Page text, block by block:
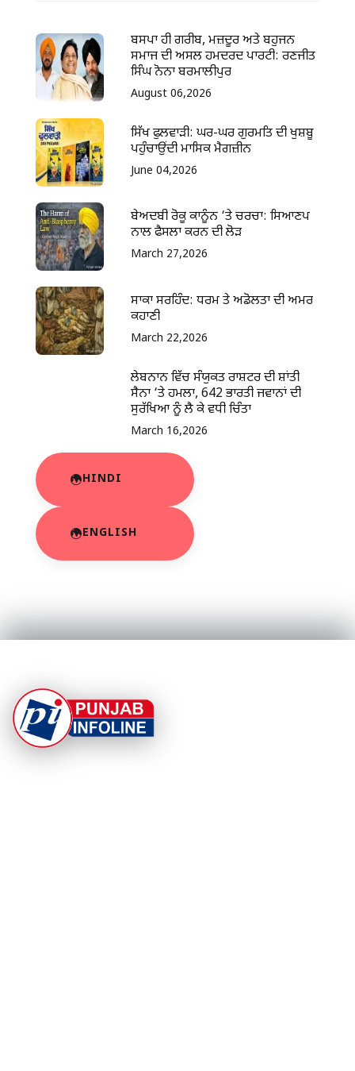
ਬਸਪਾ ਹੀ ਗਰੀਬ, ਮਜ਼ਦੂਰ ਅਤੇ ਬਹੁਜਨ
ਸਮਾਜ ਦੀ ਅਸਲ ਹਮਦਰਦ ਪਾਰਟੀ: ਰਣਜੀਤ
ਸਿੰਘ ਨੋਨਾ ਬਰਮਾਲੀਪੁਰ
August 06,2026
ਸਿੱਖ ਫੁਲਵਾੜੀ: ਘਰ-ਘਰ ਗੁਰਮਤਿ ਦੀ ਖੁਸ਼ਬੂ
ਪਹੁੰਚਾਉਂਦੀ ਮਾਸਿਕ ਮੈਗਜ਼ੀਨ
June 04,2026
ਬੇਅਦਬੀ ਰੋਕੂ ਕਾਨੂੰਨ ‘ਤੇ ਚਰਚਾ: ਸਿਆਣਪ
ਨਾਲ ਫੈਸਲਾ ਕਰਨ ਦੀ ਲੋੜ
March 27,2026
ਸਾਕਾ ਸਰਹਿੰਦ: ਧਰਮ ਤੇ ਅਡੋਲਤਾ ਦੀ ਅਮਰ
ਕਹਾਣੀ
March 22,2026
ਲੇਬਨਾਨ ਵਿੱਚ ਸੰਯੁਕਤ ਰਾਸ਼ਟਰ ਦੀ ਸ਼ਾਂਤੀ
ਸੈਨਾ ‘ਤੇ ਹਮਲਾ, 642 ਭਾਰਤੀ ਜਵਾਨਾਂ ਦੀ
ਸੁਰੱਖਿਆ ਨੂੰ ਲੈ ਕੇ ਵਧੀ ਚਿੰਤਾ
March 16,2026
HINDI
ENGLISH